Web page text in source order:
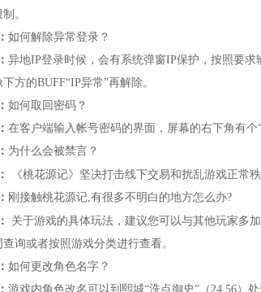
。
如何解除异常登录？
异地IP登录时候，会有系统弹窗IP保护，按照要求
下方的BUFF“IP异常”再解除。
如何取回密码？
在客户端输入帐号密码的界面，屏幕的右下角有个
为什么会被禁言？
《桃花源记》坚决打击线下交易和扰乱游戏正常
刚接触桃花源记,有很多不明白的地方怎么办?
关于游戏的具体玩法，建议您可以与其他玩家多
查询或者按照游戏分类进行查看。
如何更改角色名字？
游戏内角色改名可以到熙城“洗点御史”（24.56）